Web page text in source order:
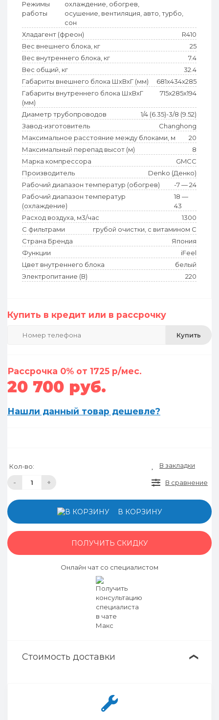
Режимы
работы
охлаждение, обогрев,
осушение, вентиляция, авто, турбо,
сон
Хладагент (фреон)
R410
Вес внешнего блока, кг
25
Вес внутреннего блока, кг
7.4
Вес общий, кг
32.4
Габариты внешнего блока ШхВхГ (мм)
681x434x285
Габариты внутреннего блока ШхВхГ
(мм)
715x285x194
Диаметр трубопроводов
1/4 (6.35)-3/8 (9.52)
Завод-изготовитель
Changhong
Максимальное расстояние между блоками, м
20
Максимальный перепад высот (м)
8
Марка компрессора
GMCC
Производитель
Denko (Денко)
Рабочий диапазон температур (обогрев)
-7 — 24
Рабочий диапазон температур
(охлаждение)
18 —
43
Расход воздуха, м3/час
1300
С фильтрами
грубой очистки, с витамином C
Страна Бренда
Япония
Функции
iFeel
Цвет внутреннего блока
белый
Электропитание (В)
220
Купить в кредит или в рассрочку
Купить
Рассрочка 0% от 1725 р/мес.
20 700 руб.
Нашли данный товар дешевле?
Кол-во:
- +
В закладки
В сравнение
В КОРЗИНУ
ПОЛУЧИТЬ СКИДКУ
Онлайн чат со специалистом
Стоимость доставки ❯